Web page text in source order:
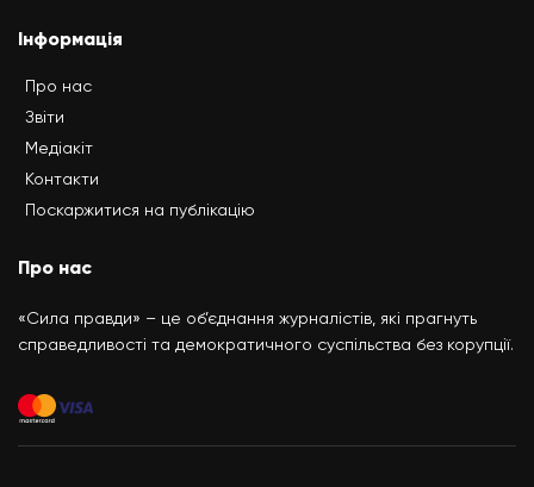
Інформація
Про нас
Звіти
Медіакіт
Контакти
Поскаржитися на публікацію
Про нас
«Сила правди» – це об’єднання журналістів, які прагнуть
справедливості та демократичного суспільства без корупції.